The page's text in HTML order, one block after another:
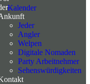
Jeder
Angler
Welpen
Digitale Nomaden
Party Arbeitnehmer
Sehenswürdigkeiten
Kalender